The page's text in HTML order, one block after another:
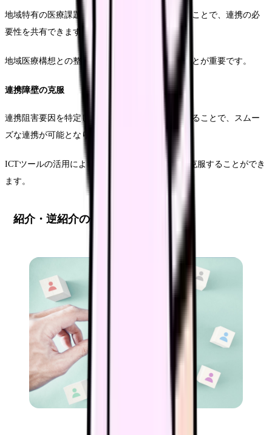
地域特有の医療課題に対する解決策を共に考えることで、連携の必
要性を共有できます。
地域医療構想との整合性を意識した提案を行うことが重要です。
連携障壁の克服
連携阻害要因を特定し、具体的な解決策を提示することで、スムー
ズな連携が可能となります。
ICTツールの活用により、物理的な距離の課題を克服することができ
ます。
紹介・逆紹介の促進策